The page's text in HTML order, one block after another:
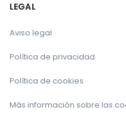
LEGAL
Aviso legal
Política de privacidad
Política de cookies
Más información sobre las